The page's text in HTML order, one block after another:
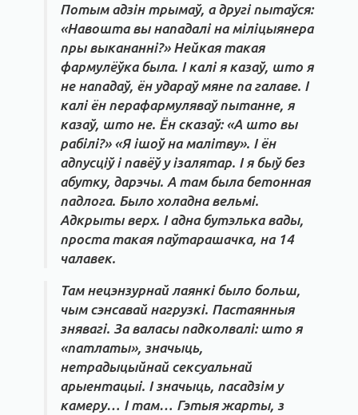
Потым адзін трымаў, а другі пытаўся:
«Навошта вы нападалі на міліцыянера
пры выкананні?» Нейкая такая
фармулёўка была. І калі я казаў, што я
не нападаў, ён удараў мяне па галаве. І
калі ён перафармуляваў пытанне, я
казаў, што не. Ён сказаў: «А што вы
рабілі?» «Я ішоў на малітву». І ён
адпусціў і павёў у ізалятар. І я быў без
абутку, дарэчы. А там была бетонная
падлога. Было холадна вельмі.
Адкрыты верх. І адна бутэлька вады,
проста такая паўтарашачка, на 14
чалавек.
Там нецэнзурнай лаянкі было больш,
чым сэнсавай нагрузкі. Пастаянныя
знявагі. За валасы падколвалі: што я
«патлаты», значыць,
нетрадыцыйнай сексуальнай
арыентацыі. І значыць, пасадзім у
камеру… І там… Гэтыя жарты, з